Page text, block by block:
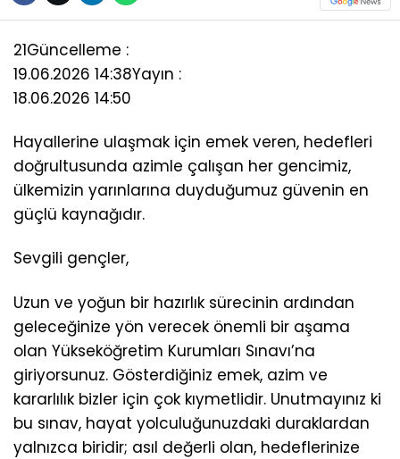
21Güncelleme :
19.06.2026 14:38Yayın :
18.06.2026 14:50
Hayallerine ulaşmak için emek veren, hedefleri
doğrultusunda azimle çalışan her gencimiz,
ülkemizin yarınlarına duyduğumuz güvenin en
güçlü kaynağıdır.
Sevgili gençler,
Uzun ve yoğun bir hazırlık sürecinin ardından
geleceğinize yön verecek önemli bir aşama
olan Yükseköğretim Kurumları Sınavı’na
giriyorsunuz. Gösterdiğiniz emek, azim ve
kararlılık bizler için çok kıymetlidir. Unutmayınız ki
bu sınav, hayat yolculuğunuzdaki duraklardan
yalnızca biridir; asıl değerli olan, hedeflerinize